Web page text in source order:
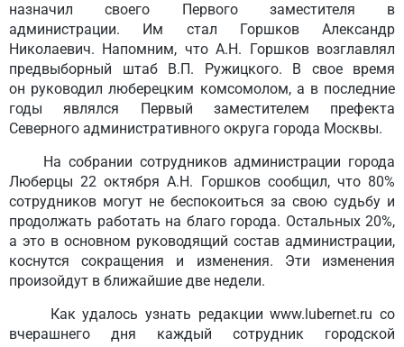
назначил своего Первого заместителя в
администрации. Им стал Горшков Александр
Николаевич. Напомним, что А.Н. Горшков возглавлял
предвыборный штаб В.П. Ружицкого. В свое время
он руководил люберецким комсомолом, а в последние
годы являлся Первый заместителем префекта
Северного административного округа города Москвы.
На собрании сотрудников администрации города
Люберцы 22 октября А.Н. Горшков сообщил, что 80%
сотрудников могут не беспокоиться за свою судьбу и
продолжать работать на благо города. Остальных 20%,
а это в основном руководящий состав администрации,
коснутся сокращения и изменения. Эти изменения
произойдут в ближайшие две недели.
Как удалось узнать редакции www.lubernet.ru со
вчерашнего дня каждый сотрудник городской